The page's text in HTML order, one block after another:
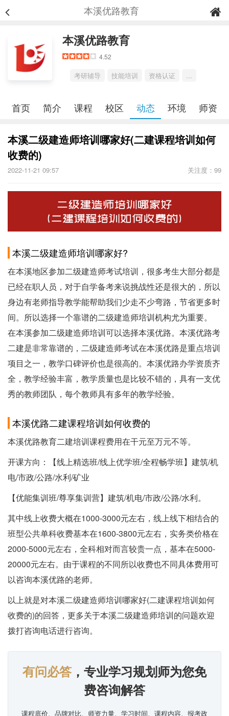
本溪优路教育
本溪优路教育
4.52
考研辅导 技能培训 资格认证 ...
首页 简介 课程 校区 动态 环境 师资
本溪二级建造师培训哪家好(二建课程培训如何
收费的)
2022-11-21 09:57 关注度：99
本溪二级建造师培训哪家好?
在本溪地区参加二级建造师考试培训，很多考生大部分都是
已经在职人员，对于自学备考来说挑战性还是很大的，所以
身边有老师指导教学能帮助我们少走不少弯路，节省更多时
间。所以选择一个靠谱的二级建造师培训机构尤为重要。
在本溪参加二级建造师培训可以选择本溪优路。本溪优路考
二建是非常靠谱的，二级建造师考试在本溪优路是重点培训
项目之一，教学口碑评价也是很高的。本溪优路办学资质齐
全，教学经验丰富，教学质量也是比较不错的，具有一支优
秀的教师团队，每个教师具有多年的教学经验。
本溪优路二建课程培训如何收费的
本溪优路教育二建培训课程费用在干元至万元不等。
开课方向：【线上精选班/线上优学班/全程畅学班】建筑/机
电/市政/公路/水利/矿业
【优能集训班/尊享集训营】建筑/机电/市政/公路/水利。
其中线上收费大概在1000-3000元左右，线上线下相结合的
班型公共单科收费基本在1600-3800元左右，实务类价格在
2000-5000元左右，全科相对而言较贵一点，基本在5000-
20000元左右。由于课程的不同所以收费也不同具体费用可
以咨询本溪优路的老师。
以上就是对本溪二级建造师培训哪家好(二建课程培训如何
收费的)的回答，更多关于本溪二级建造师培训的问题欢迎
拨打咨询电话进行咨询。
有问必答，专业学习规划师为您免
费咨询解答
课程底价、品牌对比、师资力量、学习时间、课程内容、报考政